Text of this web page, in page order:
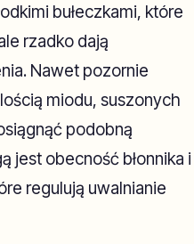
bułeczkami, które
rzadko dają
Nawet pozornie
miodu, suszonych
podobną
jest obecność błonnika i
regulują uwalnianie